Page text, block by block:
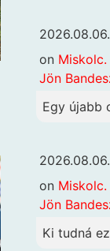
on
Jön
Egy újabb
on
Jön
Ki tudná